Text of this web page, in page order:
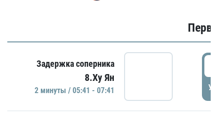
Задержка соперника
8.Ху Ян
2 минуты / 05:41 - 07:41